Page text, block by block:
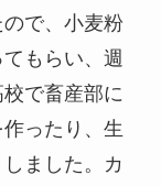
で、小麦粉
もらい、週
で畜産部に
ったり、生
ました。カ